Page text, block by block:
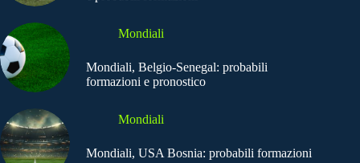
Mondiali
Mondiali, Belgio-Senegal: probabili
formazioni e pronostico
Mondiali
Mondiali, USA Bosnia: probabili formazioni